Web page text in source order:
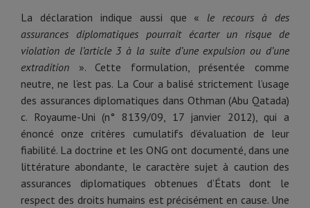
La déclaration indique aussi que « le recours à des
assurances diplomatiques pourrait écarter un risque de
violation de l’article 3 à la suite d’une expulsion ou d’une
extradition ». Cette formulation, présentée comme
neutre, ne l’est pas. La Cour a balisé strictement l’usage
des assurances diplomatiques dans Othman (Abu Qatada)
c. Royaume-Uni (n° 8139/09, 17 janvier 2012), qui a
énoncé onze critères cumulatifs d’évaluation de leur
fiabilité. La doctrine et les ONG ont documenté, dans une
littérature abondante, le caractère sujet à caution des
assurances diplomatiques obtenues d’États dont le
respect des droits humains est précisément en cause. Une